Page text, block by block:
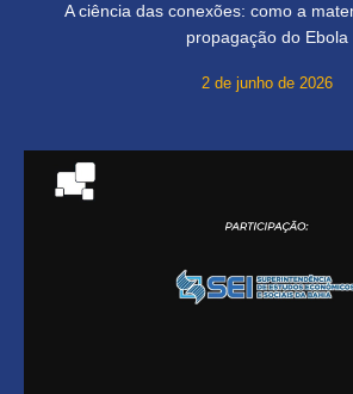
A ciência das conexões: como a
propagação do Ebola
2 de junho de 2026